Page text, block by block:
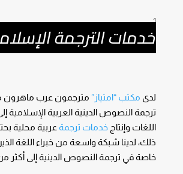
خدمات الترجمة
لدى مكتب “امتياز” مترجمون عرب
ترجمة النصوص الدينية العربية الإسلامية
اللغات وإنتاج خدمات ترجمةعربية محلية
ذلك، لدينا شبكة واسعة من خبراء اللغة
خاصة في ترجمة النصوص الدينية إلى أكثر من 20